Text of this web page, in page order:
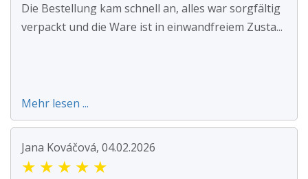
Die Bestellung kam schnell an, alles war sorgfältig
verpackt und die Ware ist in einwandfreiem Zusta...
Mehr lesen ...
Jana Kováčová, 04.02.2026
★ ★ ★ ★ ★